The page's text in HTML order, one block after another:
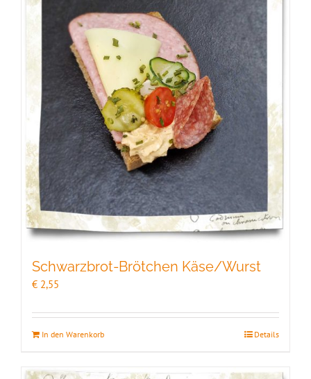
Schwarzbrot-Brötchen Käse/Wurst
€ 2,55
In den Warenkorb Details